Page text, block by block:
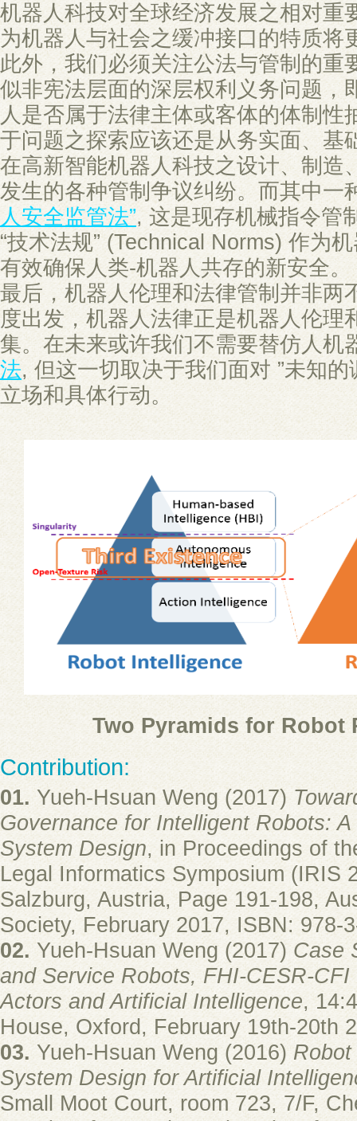
机器人科技对全球经济发展之相对重
为机器人与社会之缓冲接口的特质将
此外，我们必须关注公法与管制的重
似非宪法层面的深层权利义务问题，
人是否属于法律主体或客体的体制性
于问题之探索应该还是从务实面、基
在高新智能机器人科技之设计、制造
发生的各种管制争议纠纷。而其中一
人安全监管法”, 这是现存机械指令管
“技术法规” (Technical Norms) 作为
有效确保人类-机器人共存的新安全。
最后，机器人伦理和法律管制并非两
度出发，机器人法律正是机器人伦理
集。在未来或许我们不需要替仿人机
法, 但这一切取决于我们面对 ”未知
立场和具体行动。
Two Pyramids for Robot
Contribution:
01. Yueh-Hsuan Weng (2017)
Governance for Intelligent Robots:
System Design, in Proceedings of
Legal Informatics Symposium (IRIS
Salzburg, Austria, Page 191-198,
Society, February 2017, ISBN: 978-
02. Yueh-Hsuan Weng (2017) Case
and Service Robots, FHI-CESR-
Actors and Artificial Intelligence,
House, Oxford, February 19th-20th
03. Yueh-Hsuan Weng (2016)
System Design for Artificial
Small Moot Court, room 723, 7/F,